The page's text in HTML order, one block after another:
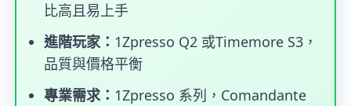
比高且易上手
進階玩家： 1Zpresso Q2 或Timemore S3，
品質與價格平衡
專業需求： 1Zpresso 系列，Comandante